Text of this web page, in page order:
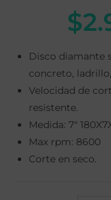
$
Disco diamante
concreto,
Velocidad de
resistente.
Medida: 7"
Max rpm: 8600
Corte en seco.